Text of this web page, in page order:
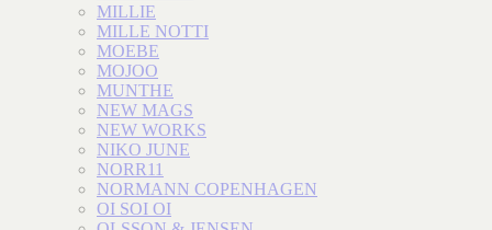
MILLIE
MILLE NOTTI
MOEBE
MOJOO
MUNTHE
NEW MAGS
NEW WORKS
NIKO JUNE
NORR11
NORMANN COPENHAGEN
OI SOI OI